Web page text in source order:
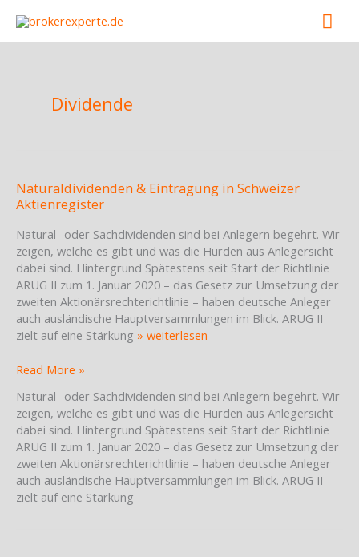
content
Dividende
Naturaldividenden & Eintragung in Schweizer
Aktienregister
Natural- oder Sachdividenden sind bei Anlegern begehrt. Wir
zeigen, welche es gibt und was die Hürden aus Anlegersicht
dabei sind. Hintergrund Spätestens seit Start der Richtlinie
ARUG II zum 1. Januar 2020 – das Gesetz zur Umsetzung der
zweiten Aktionärsrechterichtlinie – haben deutsche Anleger
auch ausländische Hauptversammlungen im Blick. ARUG II
zielt auf eine Stärkung » weiterlesen
Naturaldividenden
Eintragung
in
Schweizer
Aktienregister
Read More »
Natural- oder Sachdividenden sind bei Anlegern begehrt. Wir
zeigen, welche es gibt und was die Hürden aus Anlegersicht
dabei sind. Hintergrund Spätestens seit Start der Richtlinie
ARUG II zum 1. Januar 2020 – das Gesetz zur Umsetzung der
zweiten Aktionärsrechterichtlinie – haben deutsche Anleger
auch ausländische Hauptversammlungen im Blick. ARUG II
zielt auf eine Stärkung